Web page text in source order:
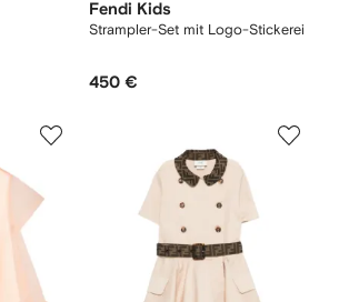
Fendi Kids
Strampler-Set mit Logo-Stickerei
450 €